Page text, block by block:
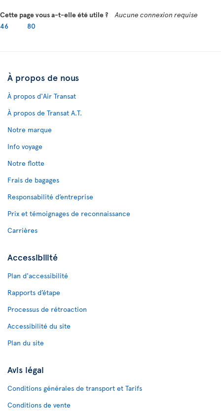
Cette page vous a-t-elle été utile ?
Aucune connexion requise
46
80
À propos de nous
À propos d'Air Transat
À propos de Transat A.T.
Notre marque
Info voyage
Notre flotte
Frais de bagages
Responsabilité d’entreprise
Prix et témoignages de reconnaissance
Carrières
Accessibilité
Plan d'accessibilité
Rapports d’étape
Processus de rétroaction
Accessibilité du site
Plan du site
Avis légal
Conditions générales de transport et Tarifs
Conditions de vente